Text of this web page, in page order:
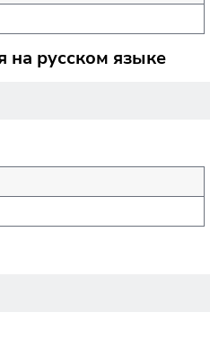
на русском языке